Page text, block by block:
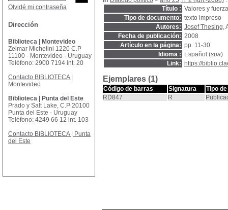
Título : Valores y
Tipo de documento: texto impreso
Autores: Josef Thesing,
Fecha de publicación: 2008
Artículo en la página: pp. 11-30
Idioma :
Español (spa)
Link:
https://
Ejemplares (1)
Código de barras Signatura
Tipo
RD847
R
Olvidé mi contraseña
Dirección
Biblioteca | Montevideo
Zelmar Michelini 1220 C.P
11100 - Montevideo - Uruguay
Teléfono: 2900 7194 int. 20
Contacto BIBLIOTECA |
Montevideo
Biblioteca | Punta del Este
Prado y Salt Lake, C.P 20100
Punta del Este - Uruguay
Teléfono: 4249 66 12 int. 103
Contacto BIBLIOTECA | Punta
del Este